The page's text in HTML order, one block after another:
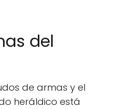
del
de armas y el
heráldico está